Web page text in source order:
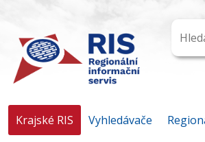
Krajské RIS Vyhledávače